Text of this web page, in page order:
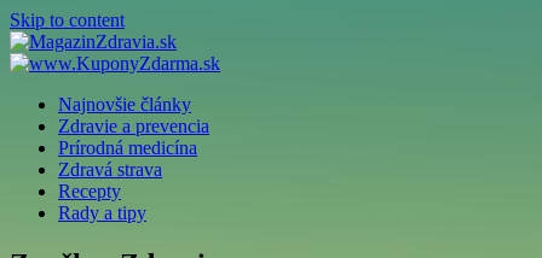
Skip to content
Najnovšie články
Zdravie a prevencia
Prírodná medicína
Zdravá strava
Recepty
Rady a tipy